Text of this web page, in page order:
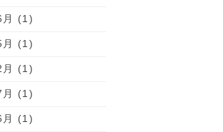
月 (1)
月 (1)
月 (1)
月 (1)
月 (1)